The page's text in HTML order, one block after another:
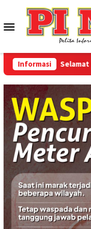
konten
Menu
Mobile
InformasiSelamat